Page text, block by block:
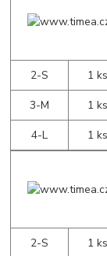
2-S
1 ks
3-M
1 ks
4-L
1 ks
2-S
1 ks